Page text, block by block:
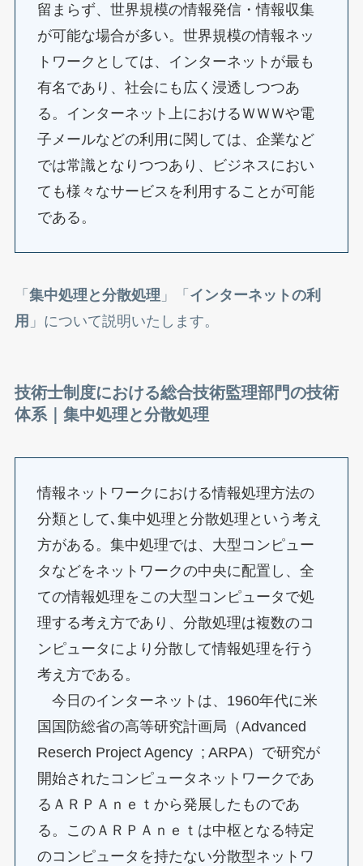
留まらず、世界規模の情報発信・情報収集
が可能な場合が多い。世界規模の情報ネッ
トワークとしては、インターネットが最も
有名であり、社会にも広く浸透しつつあ
る。インターネット上におけるＷＷＷや電
子メールなどの利用に関しては、企業など
では常識となりつつあり、ビジネスにおい
ても様々なサービスを利用することが可能
である。
「 集中処理と分散処理 」「 インターネットの利
用 」について説明いたします。
技術士制度における総合技術監理部門の技術
体系｜ 集中処理と分散処理
情報ネットワークにおける情報処理方法の
分類として､集中処理と分散処理という考え
方がある。集中処理では、大型コンピュー
タなどをネットワークの中央に配置し、全
ての情報処理をこの大型コンピュータで処
理する考え方であり、分散処理は複数のコ
ンピュータにより分散して情報処理を行う
考え方である。
今日のインターネットは、1960年代に米
国国防総省の高等研究計画局（Advanced
Reserch Project Agency ; ARPA）で研究が
開始されたコンピュータネットワークであ
るＡＲＰＡｎｅｔから発展したものであ
る。このＡＲＰＡｎｅｔは中枢となる特定
のコンピュータを持たない分散型ネットワ